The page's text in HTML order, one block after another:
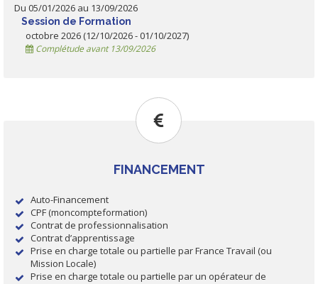
Du 05/01/2026 au 13/09/2026
Session de Formation
octobre 2026 (12/10/2026 - 01/10/2027)
Complétude avant 13/09/2026
FINANCEMENT
Auto-Financement
CPF (moncompteformation)
Contrat de professionnalisation
Contrat d’apprentissage
Prise en charge totale ou partielle par France Travail (ou
Mission Locale)
Prise en charge totale ou partielle par un opérateur de